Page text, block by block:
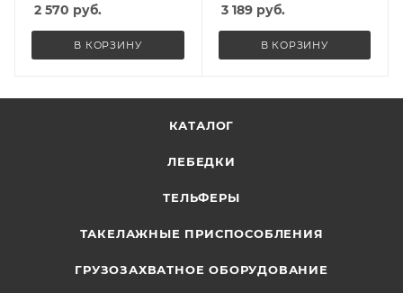
2 570 руб.
В КОРЗИНУ
3 189руб.
В КОРЗИНУ
КАТАЛОГ
ЛЕБЕДКИ
ТЕЛЬФЕРЫ
ТАКЕЛАЖНЫЕ ПРИСПОСОБЛЕНИЯ
ГРУЗОЗАХВАТНОЕ ОБОРУДОВАНИЕ